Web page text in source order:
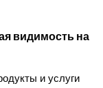
видимость на
и услуги